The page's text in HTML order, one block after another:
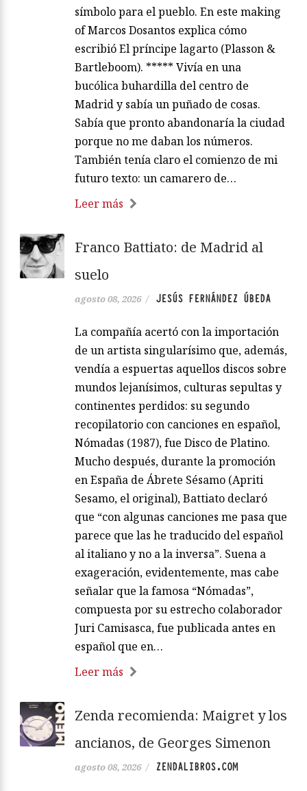
símbolo para el pueblo. En este making
of Marcos Dosantos explica cómo
escribió El príncipe lagarto (Plasson &
Bartleboom). ***** Vivía en una
bucólica buhardilla del centro de
Madrid y sabía un puñado de cosas.
Sabía que pronto abandonaría la ciudad
porque no me daban los números.
También tenía claro el comienzo de mi
futuro texto: un camarero de…
Leer más
Franco Battiato: de Madrid al
suelo
agosto 08, 2026 / JESÚS FERNÁNDEZ ÚBEDA
La compañía acertó con la importación
de un artista singularísimo que, además,
vendía a espuertas aquellos discos sobre
mundos lejanísimos, culturas sepultas y
continentes perdidos: su segundo
recopilatorio con canciones en español,
Nómadas (1987), fue Disco de Platino.
Mucho después, durante la promoción
en España de Ábrete Sésamo (Apriti
Sesamo, el original), Battiato declaró
que “con algunas canciones me pasa que
parece que las he traducido del español
al italiano y no a la inversa”. Suena a
exageración, evidentemente, mas cabe
señalar que la famosa “Nómadas”,
compuesta por su estrecho colaborador
Juri Camisasca, fue publicada antes en
español que en…
Leer más
Zenda recomienda: Maigret y los
ancianos, de Georges Simenon
agosto 08, 2026 / ZENDALIBROS.COM